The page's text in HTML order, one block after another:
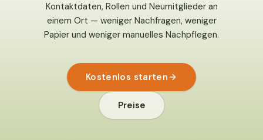
Kontaktdaten, Rollen und Neumitglieder an
einem Ort — weniger Nachfragen, weniger
Papier und weniger manuelles Nachpflegen.
Kostenlos starten
Preise